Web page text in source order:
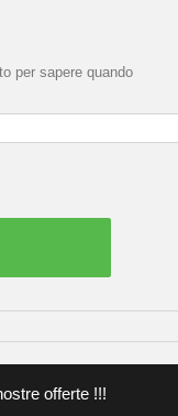
per sapere quando
offerte !!!